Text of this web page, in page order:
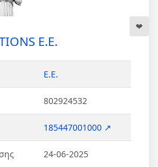
Ε.Ε.
Ε.Ε.
802924532
185447001000 ↗
24-06-2025